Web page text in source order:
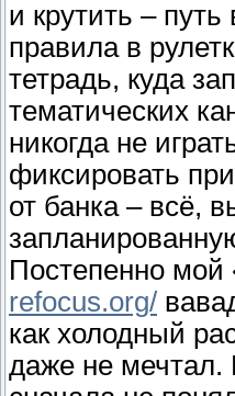
и крутить –
правила в
тетрадь, куда
тематических
никогда не
фиксировать
от банка – всё,
Постепенно мой
refocus.org/
как холодный
даже не мечтал.